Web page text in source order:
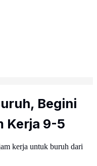
Begini
Kerja 9-5
kerja untuk buruh dari